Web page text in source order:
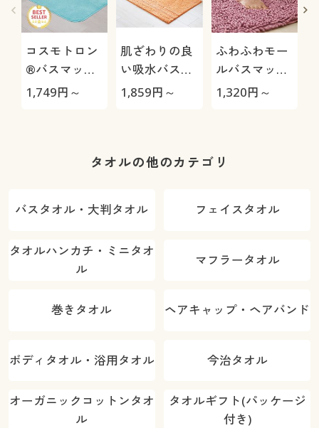
コスモトロン
®バスマット
(吸水・速乾)
1,749円～
肌ざわりの良
い吸水バスマ
ット(抗菌防
1,859円～
ふわふわモー
ルバスマット
(吸水・速乾)/
1,320円～
タオルの他のカテゴリ
バスタオル・大判タオル フェイスタオル
タオルハンカチ・ミニタオ
ル
マフラータオル
巻きタオル ヘアキャップ・ヘアバンド
ボディタオル・浴用タオル 今治タオル
オーガニックコットンタオ
ル
タオルギフト(パッケージ
付き)